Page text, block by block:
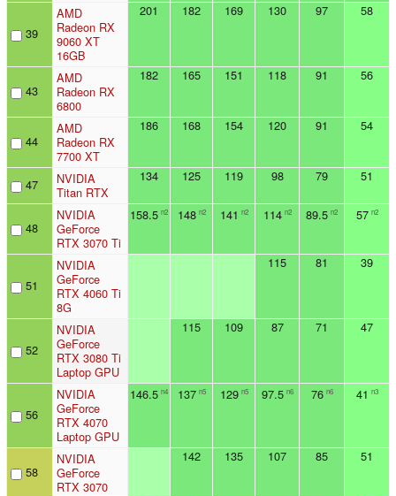
39
AMD
Radeon RX
9060 XT
16GB
201 182 169 130 97 58
43
AMD
Radeon RX
6800
182 165 151 118 91 56
44
AMD
Radeon RX
7700 XT
186 168 154 120 91 54
47
NVIDIA
Titan RTX
134 125 119 98 79 51
48
NVIDIA
GeForce
RTX 3070 Ti
158.5 n2 148 n2 141 n2 114 n2 89.5 n2 57 n2
51
NVIDIA
GeForce
RTX 4060 Ti
8G
115 81 39
52
NVIDIA
GeForce
RTX 3080 Ti
Laptop GPU
115 109 87 71 47
56
NVIDIA
GeForce
RTX 4070
Laptop GPU
146.5 n4 137 n5 129 n5 97.5 n6 76 n6 41 n3
58
NVIDIA
GeForce
RTX 3070
142 135 107 85 51